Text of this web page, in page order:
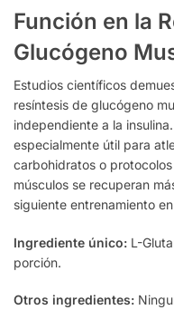
Función en la
Glucógeno
Estudios científicos
resíntesis de glucógeno
independiente a la
especialmente útil para
carbohidratos o
músculos se recuperan
siguiente entrenamiento
Ingrediente único: L-
porción.
Otros ingredientes: